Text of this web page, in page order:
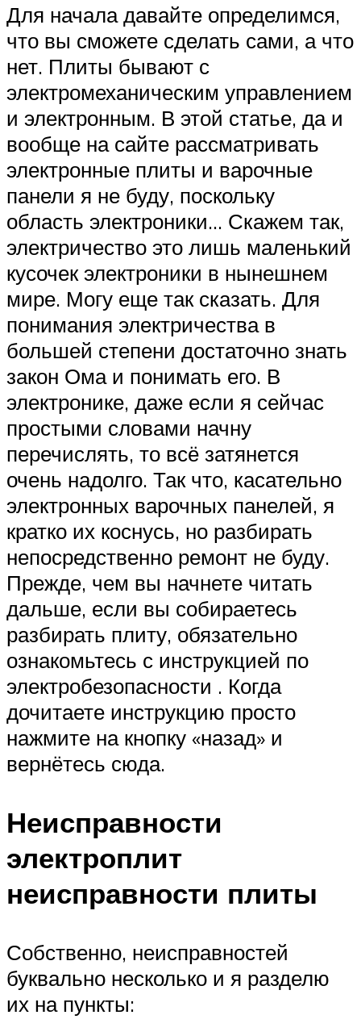
Для начала давайте определимся,
что вы сможете сделать сами, а что
нет. Плиты бывают с
электромеханическим управлением
и электронным. В этой статье, да и
вообще на сайте рассматривать
электронные плиты и варочные
панели я не буду, поскольку
область электроники… Скажем так,
электричество это лишь маленький
кусочек электроники в нынешнем
мире. Могу еще так сказать. Для
понимания электричества в
большей степени достаточно знать
закон Ома и понимать его. В
электронике, даже если я сейчас
простыми словами начну
перечислять, то всё затянется
очень надолго. Так что, касательно
электронных варочных панелей, я
кратко их коснусь, но разбирать
непосредственно ремонт не буду.
Прежде, чем вы начнете читать
дальше, если вы собираетесь
разбирать плиту, обязательно
ознакомьтесь с инструкцией по
электробезопасности . Когда
дочитаете инструкцию просто
нажмите на кнопку «назад» и
вернётесь сюда.
Неисправности
электроплит
неисправности плиты
Собственно, неисправностей
буквально несколько и я разделю
их на пункты: